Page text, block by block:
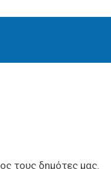
τους δημότες μας.